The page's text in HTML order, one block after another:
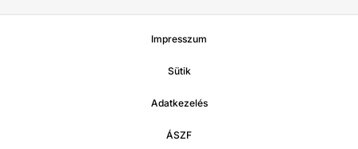
Impresszum
Sütik
Adatkezelés
ÁSZF